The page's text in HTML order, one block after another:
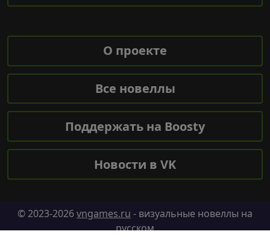
О проекте
Все новеллы
Поддержать на Boosty
Новости в VK
© 2023-2026vngames.ru - визуальные новеллы на
русском